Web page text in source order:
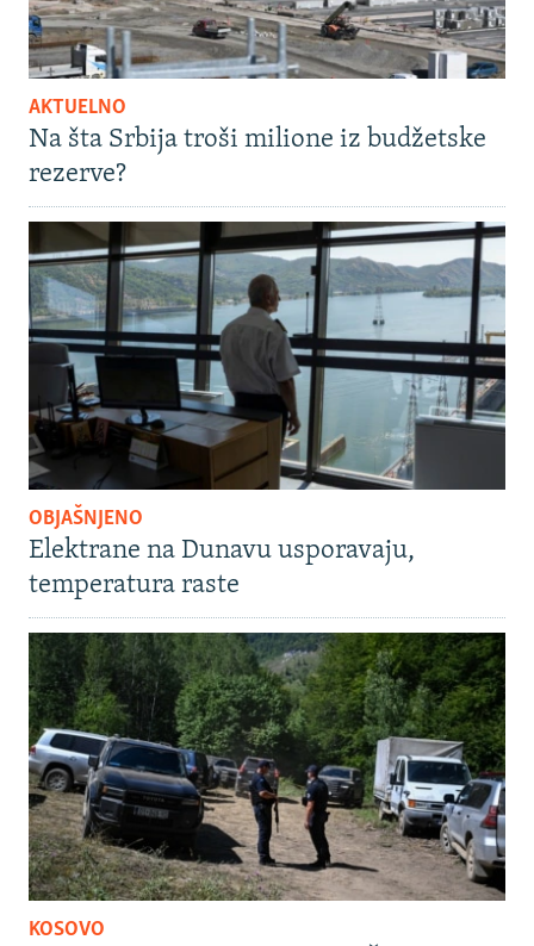
AKTUELNO
Na šta Srbija troši milione iz budžetske
rezerve?
OBJAŠNJENO
Elektrane na Dunavu usporavaju,
temperatura raste
KOSOVO